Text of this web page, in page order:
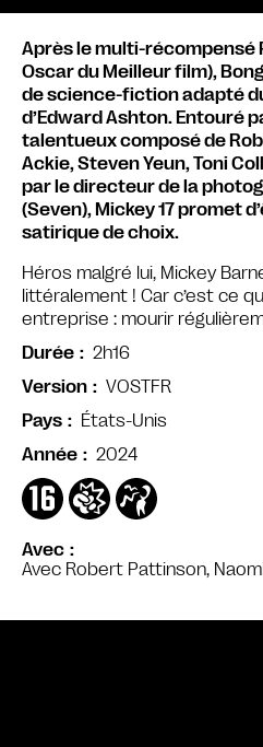
Avec
Avec Robert Pattinson,
Après le multi-récompensé
Oscar du Meilleur film),
de science-fiction adapté
d’Edward Ashton. Entouré
talentueux composé de
Ackie, Steven Yeun, Toni
par le directeur de la
(Seven), Mickey 17 promet
satirique de choix.
Héros malgré lui, Mickey
littéralement ! Car c’est ce
entreprise : mourir
Durée
2h16
Version
VOSTFR
Pays
États-Unis
Année
2024